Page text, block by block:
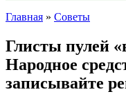
Главная » Советы
Глисты пулей
Народное
записывайте